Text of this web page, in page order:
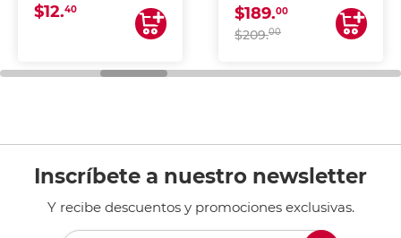
$12.40 $189.00
$209.00
Inscríbete a nuestro newsletter
Y recibe descuentos y promociones exclusivas.